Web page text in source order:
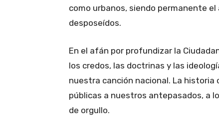
como urbanos, siendo permanente
desposeídos.
En el afán por profundizar la
los credos, las doctrinas y las
nuestra canción nacional. La
públicas a nuestros antepasados, a
de orgullo.